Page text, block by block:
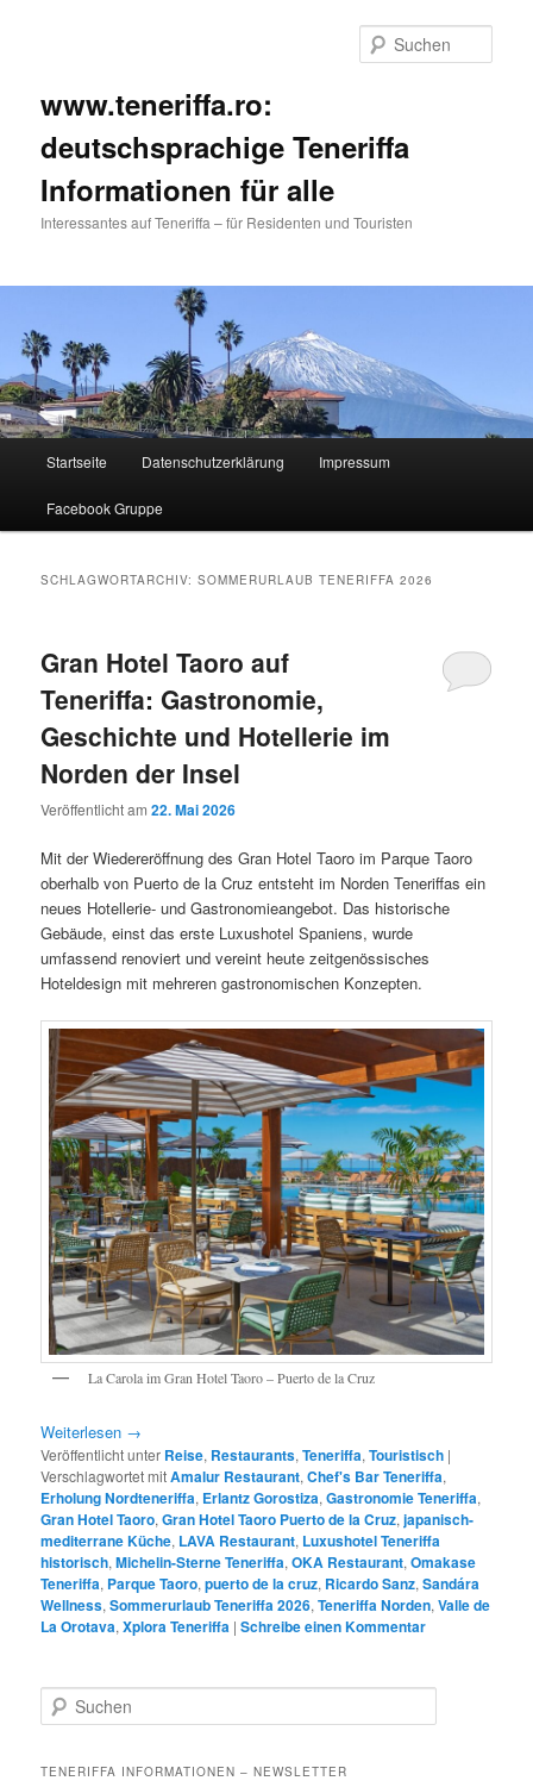
www.teneriffa.ro:
deutschsprachige Teneriffa
Informationen für alle
Interessantes auf Teneriffa – für Residenten und Touristen
Zum
primären
Zum
sekundären
Startseite Datenschutzerklärung Impressum
Facebook Gruppe
SCHLAGWORTARCHIV:SOMMERURLAUB TENERIFFA 2026
Gran Hotel Taoro auf
Teneriffa: Gastronomie,
Geschichte und Hotellerie im
Norden der Insel
Veröffentlicht am22. Mai 2026
Mit der Wiedereröffnung des Gran Hotel Taoro im Parque Taoro
oberhalb von Puerto de la Cruz entsteht im Norden Teneriffas ein
neues Hotellerie- und Gastronomieangebot. Das historische
Gebäude, einst das erste Luxushotel Spaniens, wurde
umfassend renoviert und vereint heute zeitgenössisches
Hoteldesign mit mehreren gastronomischen Konzepten.
La Carola im Gran Hotel Taoro – Puerto de la Cruz
Weiterlesen →
Veröffentlicht unter Reise, Restaurants,Teneriffa,Touristisch |
Verschlagwortet mitAmalur Restaurant,Chef's Bar Teneriffa,
Erholung Nordteneriffa, Erlantz Gorostiza,Gastronomie Teneriffa,
Gran Hotel Taoro,Gran Hotel Taoro Puerto de la Cruz,japanisch-
mediterrane Küche, LAVA Restaurant, Luxushotel Teneriffa
historisch,Michelin-Sterne Teneriffa,OKA Restaurant,Omakase
Teneriffa, Parque Taoro,puerto de la cruz, Ricardo Sanz,Sandára
Wellness,Sommerurlaub Teneriffa 2026,Teneriffa Norden,Valle de
La Orotava,Xplora Teneriffa |Schreibe einen Kommentar
u
h
TENERIFFA INFORMATIONEN – NEWSLETTER